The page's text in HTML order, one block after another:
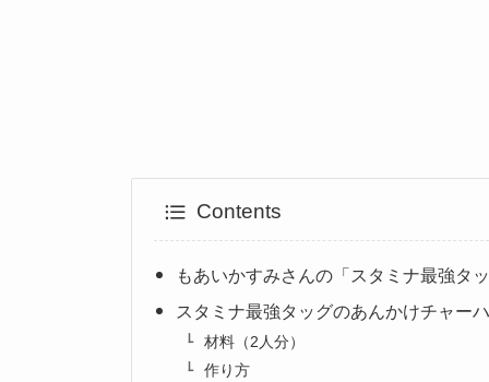
Contents
もあいかすみさんの「スタミナ最強タ
スタミナ最強タッグのあんかけチャー
材料（2人分）
作り方